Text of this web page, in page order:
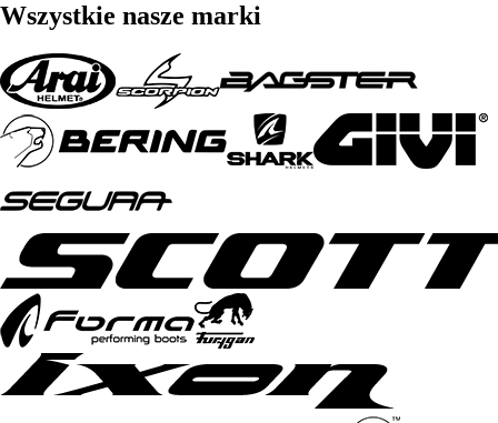
Wszystkie nasze marki